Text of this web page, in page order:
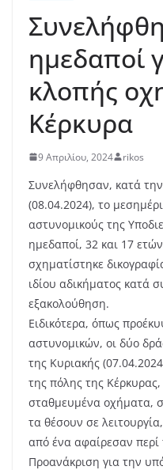
ημεδαποί
κλοπής
Κέρκυρα
9 Απριλίου, 2024 rikos
Συνελήφθησαν, κατά
(08.04.2024), το
αστυνομικούς της
ημεδαποί, 32 και 17
σχηματίστηκε
ιδίου αδικήματος κατά
εξακολούθηση.
Ειδικότερα, όπως
αστυνομικών, οι δύο
της Κυριακής
της πόλης της
σταθμευμένα οχήματα,
τα θέσουν σε
από ένα αφαίρεσαν περί
Προανάκριση για την